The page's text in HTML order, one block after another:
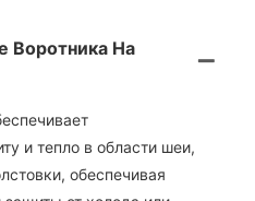
Воротника На
и тепло в области шеи,
обеспечивая